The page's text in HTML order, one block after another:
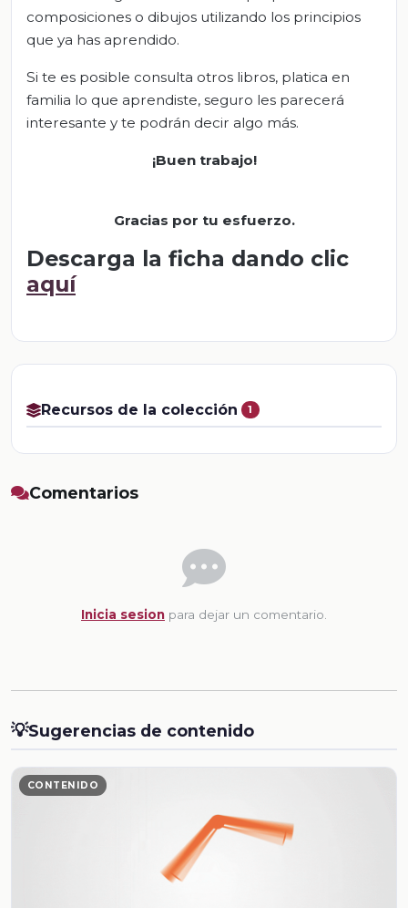
composiciones o dibujos utilizando los principios
que ya has aprendido.
Si te es posible consulta otros libros, platica en
familia lo que aprendiste, seguro les parecerá
interesante y te podrán decir algo más.
¡Buen trabajo!
Gracias por tu esfuerzo.
Descarga la ficha dando clic
aquí
Recursos de la colección 1
Comentarios
Inicia sesion para dejar un comentario.
💡Sugerencias de contenido
CONTENIDO